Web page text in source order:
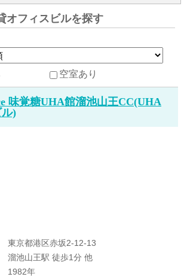
オフィスビルを探す
空室あり
味覚糖UHA館溜池山王CC(UHA
)
東京都港区赤坂2-12-13
溜池山王駅 徒歩1分 他
1982年